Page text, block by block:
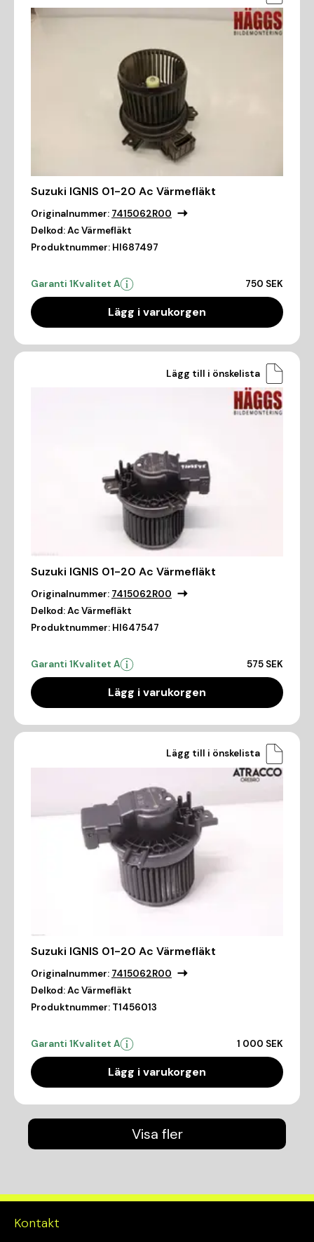
Suzuki IGNIS 01-20 Ac Värmefläkt
Originalnummer: 7415062R00
Delkod:Ac Värmefläkt
Produktnummer: HI687497
Garanti 1Kvalitet A 750 SEK
Lägg i varukorgen
Lägg till i önskelista
Suzuki IGNIS 01-20 Ac Värmefläkt
Originalnummer: 7415062R00
Delkod:Ac Värmefläkt
Produktnummer: HI647547
Garanti 1Kvalitet A 575 SEK
Lägg i varukorgen
Lägg till i önskelista
Suzuki IGNIS 01-20 Ac Värmefläkt
Originalnummer: 7415062R00
Delkod:Ac Värmefläkt
Produktnummer: T1456013
Garanti 1Kvalitet A 1 000 SEK
Lägg i varukorgen
Visa fler
Kontakt